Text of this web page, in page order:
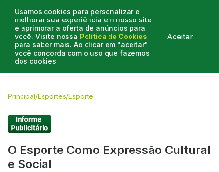
Usamos cookies para personalizar e
melhorar sua experiência em nosso site
e aprimorar a oferta de anúncios para
você. Visite nossa Política de Cookies
para saber mais. Ao clicar em "aceitar"
você concorda com o uso que fazemos
dos cookies
Aceitar
E.C Bahia
Principal/Esportes/Esporte
O Esporte Como Expressão Cultural
e Social